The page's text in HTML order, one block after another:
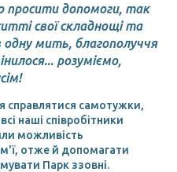
просити допомоги, так
свої складнощі та
мить, благополуччя
розуміємо,
справлятися самотужки,
наші співробітники
можливість
отже й допомагати
Парк ззовні.